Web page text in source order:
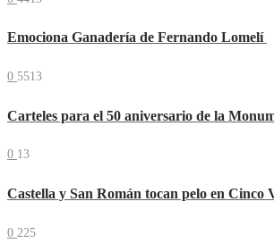
Emociona Ganadería de Fernando Lomelí
0 5513
Carteles para el 50 aniversario de la
0 13
Castella y San Román tocan pelo en Cinco
0 225